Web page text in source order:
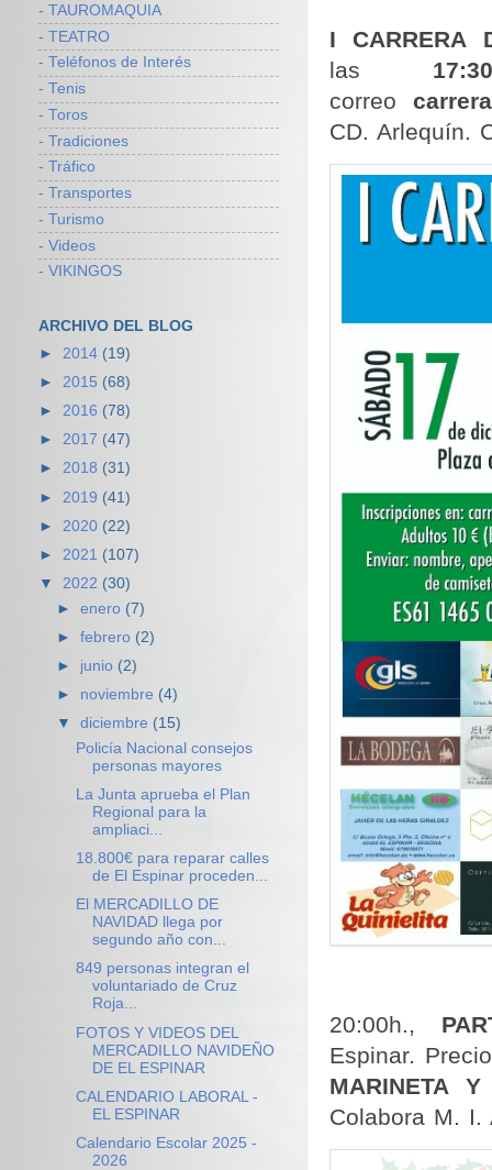
I CARRERA
las
correo
CD. Arlequín.
20:00h.,
Espinar.
MARINETA
Colabora M. I.
- TAUROMAQUIA
- TEATRO
- Teléfonos de Interés
- Tenis
- Toros
- Tradiciones
- Tráfico
- Transportes
- Turismo
- Videos
- VIKINGOS
ARCHIVO DEL BLOG
► 2014 (19)
► 2015 (68)
► 2016 (78)
► 2017 (47)
► 2018 (31)
► 2019 (41)
► 2020 (22)
► 2021 (107)
▼ 2022 (30)
►enero (7)
►febrero (2)
► junio (2)
► noviembre (4)
▼diciembre (15)
Policía Nacional consejos
personas mayores
La Junta aprueba el Plan
Regional para la
ampliaci...
18.800€ para reparar calles
de El Espinar proceden...
El MERCADILLO DE
NAVIDAD llega por
segundo año con...
849 personas integran el
voluntariado de Cruz
Roja...
FOTOS Y VIDEOS DEL
MERCADILLO NAVIDEÑO
DE EL ESPINAR
CALENDARIO LABORAL -
EL ESPINAR
Calendario Escolar 2025 -
2026